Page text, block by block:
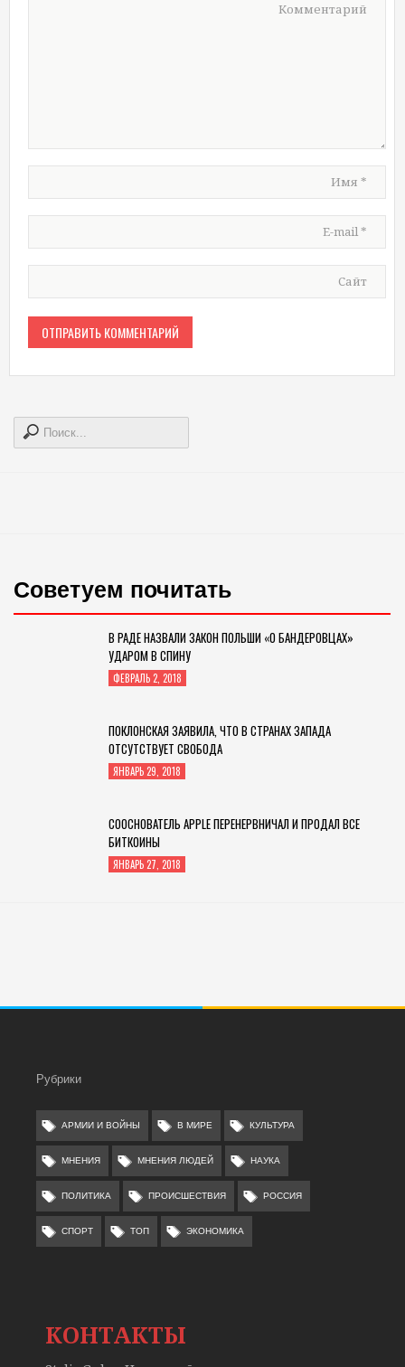
Комментарий
Имя*
E-mail*
Сайт
Советуем почитать
В РАДЕ НАЗВАЛИ ЗАКОН ПОЛЬШИ «О БАНДЕРОВЦАХ»
УДАРОМ В СПИНУ
ФЕВРАЛЬ 2, 2018
ПОКЛОНСКАЯ ЗАЯВИЛА, ЧТО В СТРАНАХ ЗАПАДА
ОТСУТСТВУЕТ СВОБОДА
ЯНВАРЬ 29, 2018
СООСНОВАТЕЛЬ APPLE ПЕРЕНЕРВНИЧАЛ И ПРОДАЛ ВСЕ
БИТКОИНЫ
ЯНВАРЬ 27, 2018
Рубрики
АРМИИ И ВОЙНЫ В МИРЕ КУЛЬТУРА
МНЕНИЯ МНЕНИЯ ЛЮДЕЙ НАУКА
ПОЛИТИКА ПРОИСШЕСТВИЯ РОССИЯ
СПОРТ ТОП ЭКОНОМИКА
КОНТАКТЫ